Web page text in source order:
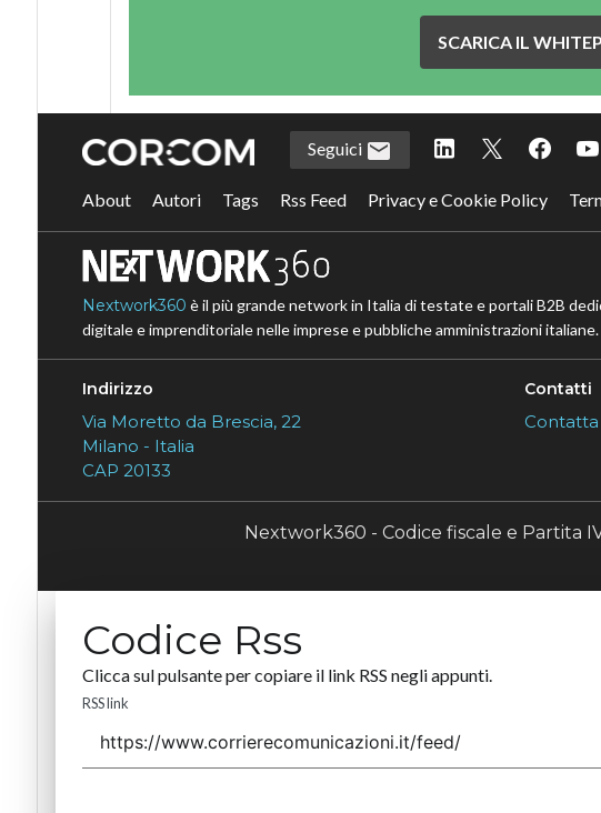
SCARICA IL
Seguici
About Autori Tags Rss Feed Privacy e Cookie Policy
Nextwork360 è il più grande network in Italia di testate e portali B2B
digitale e imprenditoriale nelle imprese e pubbliche amministrazioni italiane.
Indirizzo
Via Moretto da Brescia, 22
Milano - Italia
CAP 20133
Contatti
Nextwork360 - Codice fiscale e Partita
Codice Rss
Clicca sul pulsante per copiare il link RSS negli appunti.
RSS link